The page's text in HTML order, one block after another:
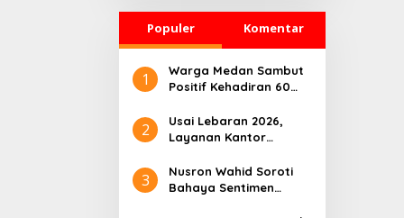
Karya
Populer Komentar
1
Warga Medan Sambut
Positif Kehadiran 60
hingga Desember 2024
2
Usai Lebaran 2026,
Layanan Kantor
Selatan Kembali
Normal
3
Nusron Wahid Soroti
Bahaya Sentimen